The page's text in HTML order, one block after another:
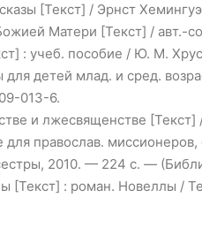
[Текст] / Эрнст
Матери [Текст] / авт.-
: учеб. пособие / Ю. М.
для детей млад. и сред.
013-6.
и лжесвященстве
православ.
2010. — 224 с. —
[Текст] : роман. Новеллы /